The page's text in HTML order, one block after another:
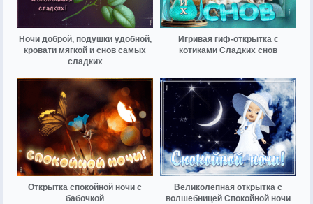
Ночи доброй, подушки удобной,
кровати мягкой и снов самых
сладких
Игривая гиф-открытка с
котиками Сладких снов
Открытка спокойной ночи с
бабочкой
Великолепная открытка с
волшебницей Спокойной ночи